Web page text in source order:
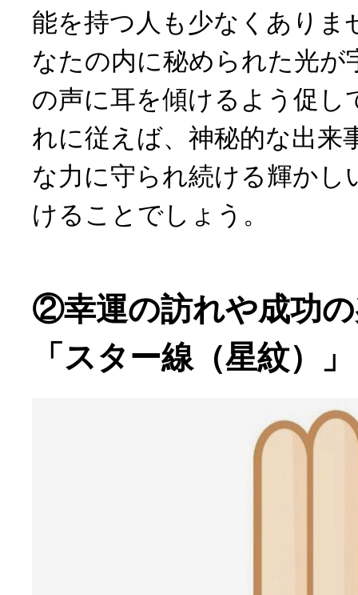
能を持つ人も少なくありま
なたの内に秘められた光が
の声に耳を傾けるよう促し
れに従えば、神秘的な出来
な力に守られ続ける輝かし
けることでしょう。
②幸運の訪れや成功
「スター線（星紋）」